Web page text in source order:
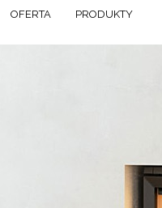
OFERTA PRODUKTY